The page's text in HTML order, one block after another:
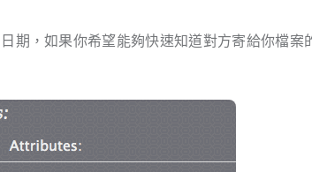
期，如果你希望能夠快速知道對方寄給你檔案